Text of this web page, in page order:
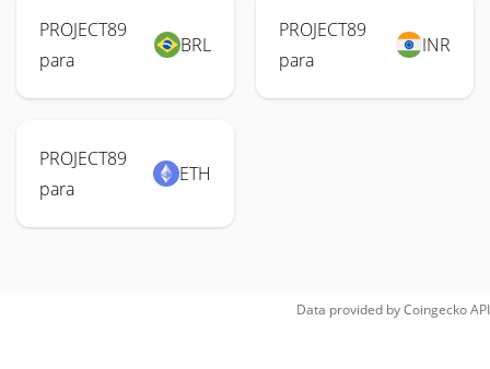
PROJECT89
para
BRL
PROJECT89
para
INR
PROJECT89
para
ETH
Data provided byCoingeckoAPI